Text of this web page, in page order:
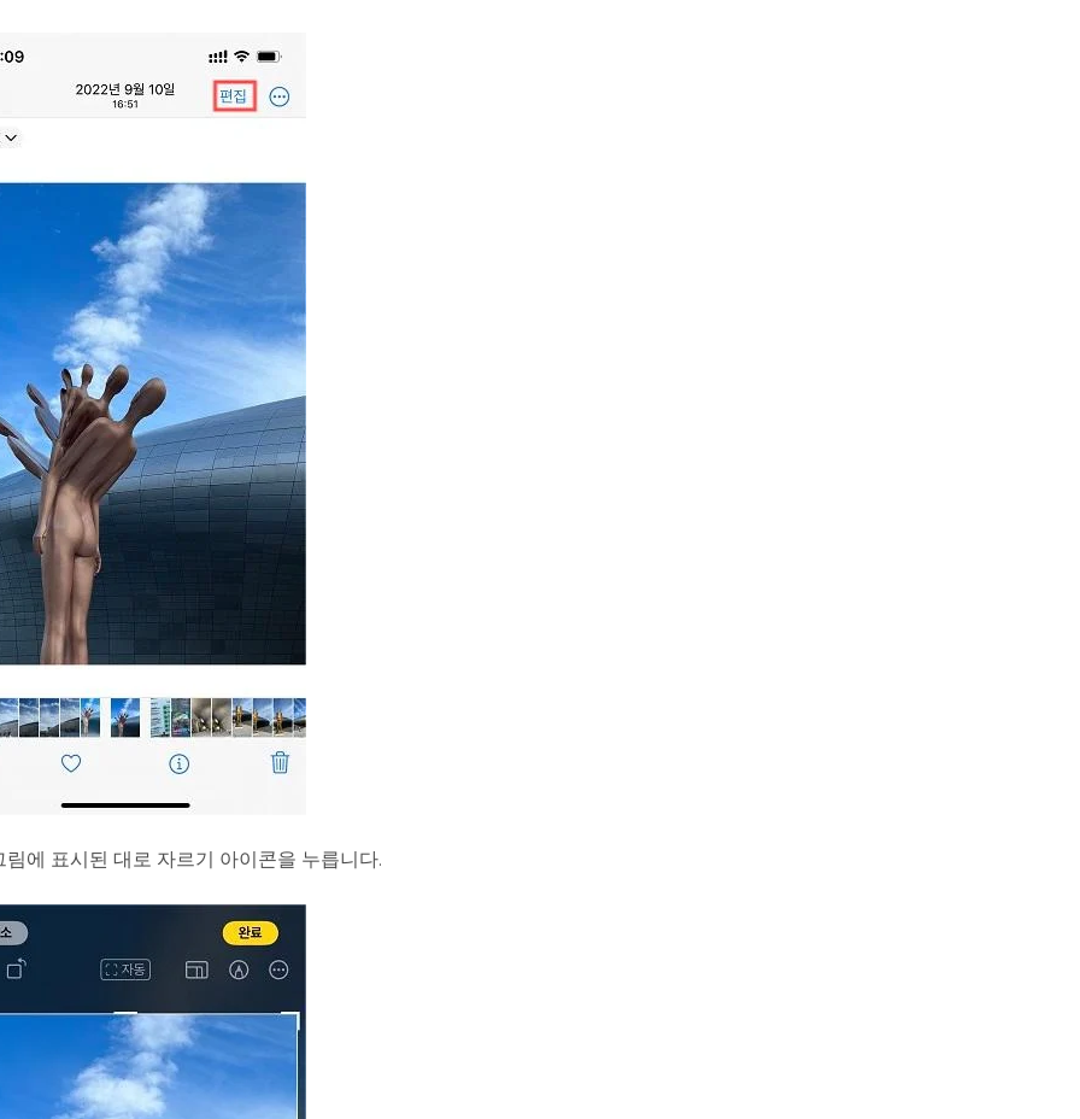
림에 표시된 대로 자르기 아이콘을 누릅니다.